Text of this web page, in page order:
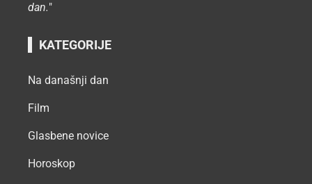
dan."
KATEGORIJE
Na današnji dan
Film
Glasbene novice
Horoskop